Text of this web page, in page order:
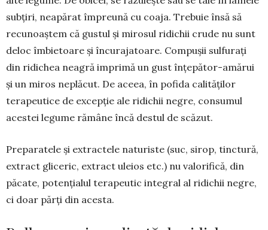
subțiri, neapărat împreună cu coaja. Trebuie însă să
recunoaștem că gustul și mirosul ridichii crude nu sunt
deloc îmbietoare și încurajatoare. Compușii sulfurați
din ridichea neagră impri­mă un gust înțepător-amărui
și un miros ne­plăcut. De aceea, în pofida calităților
tera­peu­tice de excepție ale ridichii negre, con­sumul
acestei legume ră­mâne încă destul de scă­zut.
Preparatele și extrac­tele naturiste (suc, sirop, tinctură,
extract gliceric, extract uleios etc.) nu valorifică, din
păcate, potențialul terapeutic in­tegral al ridichii negre,
ci doar părți din acesta.